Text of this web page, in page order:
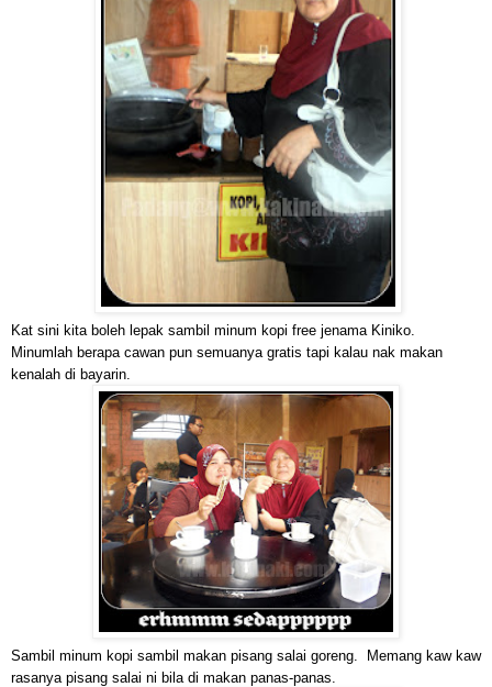
Kat sini kita boleh lepak sambil minum kopi free jenama Kiniko.
Minumlah berapa cawan pun semuanya gratis tapi kalau nak makan
kenalah di bayarin.
Sambil minum kopi sambil makan pisang salai goreng. Memang kaw kaw
rasanya pisang salai ni bila di makan panas-panas.